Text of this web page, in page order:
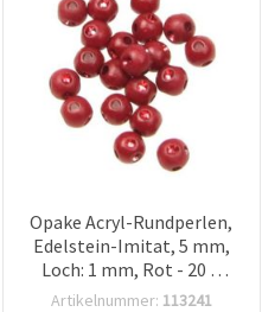
Opake Acryl-Rundperlen,
Edelstein-Imitat, 5 mm,
Loch: 1 mm, Rot - 20 g
(~410 Stk.)
Artikelnummer: 113241